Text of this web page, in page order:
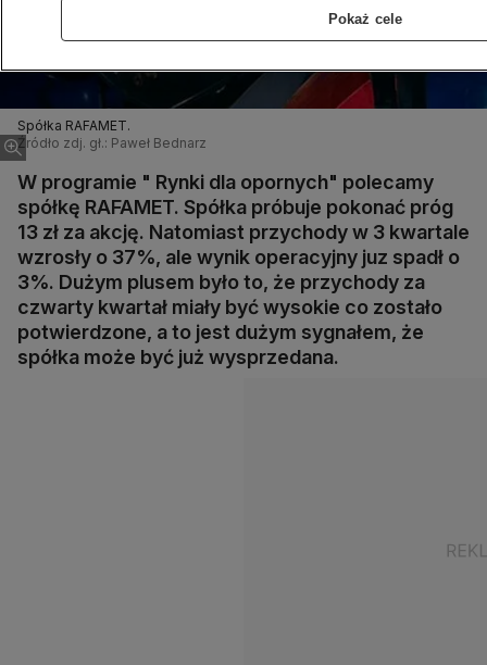
Spółka RAFAMET.
Źródło zdj. gł.: Paweł Bednarz
W programie " Rynki dla opornych" polecamy
spółkę RAFAMET. Spółka próbuje pokonać próg
13 zł za akcję. Natomiast przychody w 3 kwartale
wzrosły o 37%, ale wynik operacyjny juz spadł o
3%. Dużym plusem było to, że przychody za
czwarty kwartał miały być wysokie co zostało
potwierdzone, a to jest dużym sygnałem, że
spółka może być już wysprzedana.
Pokaż cele